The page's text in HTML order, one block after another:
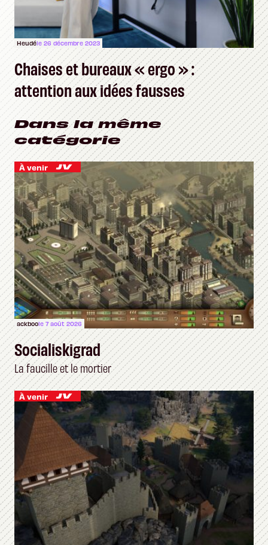
Heudéle 26 décembre 2023
Chaises et bureaux « ergo » :
attention aux idées fausses
Dans la même
catégorie
À venir
ackboole 7 août 2026
Socialiskigrad
La faucille et le mortier
À venir